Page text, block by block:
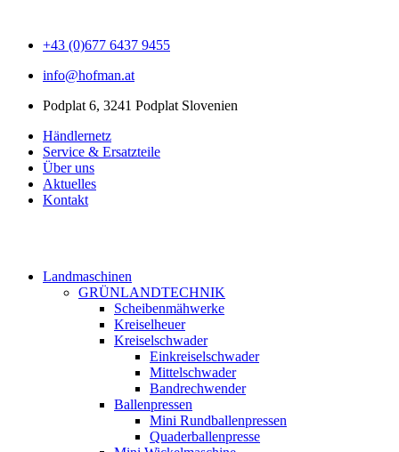
+43 (0)677 6437 9455
info@hofman.at
Podplat 6, 3241 Podplat Slovenien
Händlernetz
Service & Ersatzteile
Über uns
Aktuelles
Kontakt
Landmaschinen
GRÜNLANDTECHNIK
Scheibenmähwerke
Kreiselheuer
Kreiselschwader
Einkreiselschwader
Mittelschwader
Bandrechwender
Ballenpressen
Mini Rundballenpressen
Quaderballenpresse